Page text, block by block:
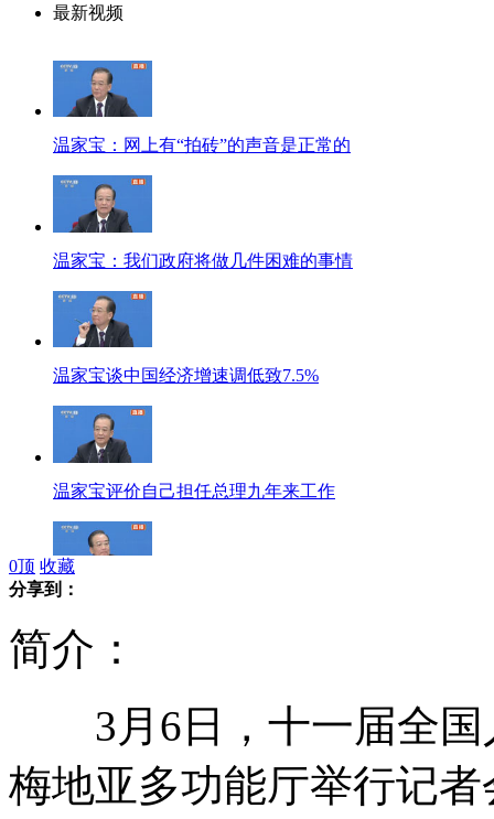
最新视频
温家宝：网上有“拍砖”的声音是正常的
温家宝：我们政府将做几件困难的事情
温家宝谈中国经济增速调低致7.5%
温家宝评价自己担任总理九年来工作
温家宝：我愿意退休后去台湾自由行
0顶 收藏
分享到：
简介：
3月6日，十一届全国
梅地亚多功能厅举行记